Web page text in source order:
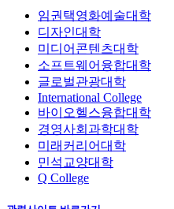
임권택영화예술대학
디자인대학
미디어콘텐츠대학
소프트웨어융합대학
글로벌관광대학
International College
바이오헬스융합대학
경영사회과학대학
미래커리어대학
민석교양대학
Q College